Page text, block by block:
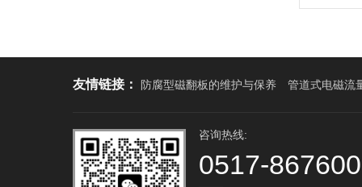
友情链接： 防腐型磁翻板的维护与保养 管道式电磁流
咨询热线:
0517-